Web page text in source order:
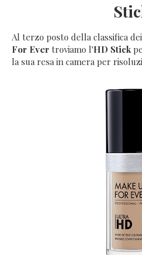
Al terzo posto della classifica dei
For Ever troviamo l'HD Stick
la sua resa in camera per